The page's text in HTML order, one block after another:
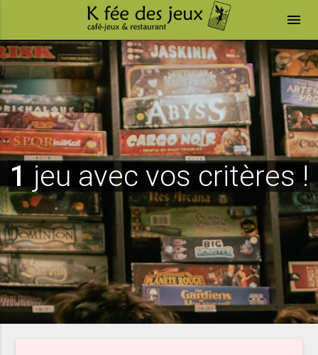
menu
1 jeu avec vos critères !